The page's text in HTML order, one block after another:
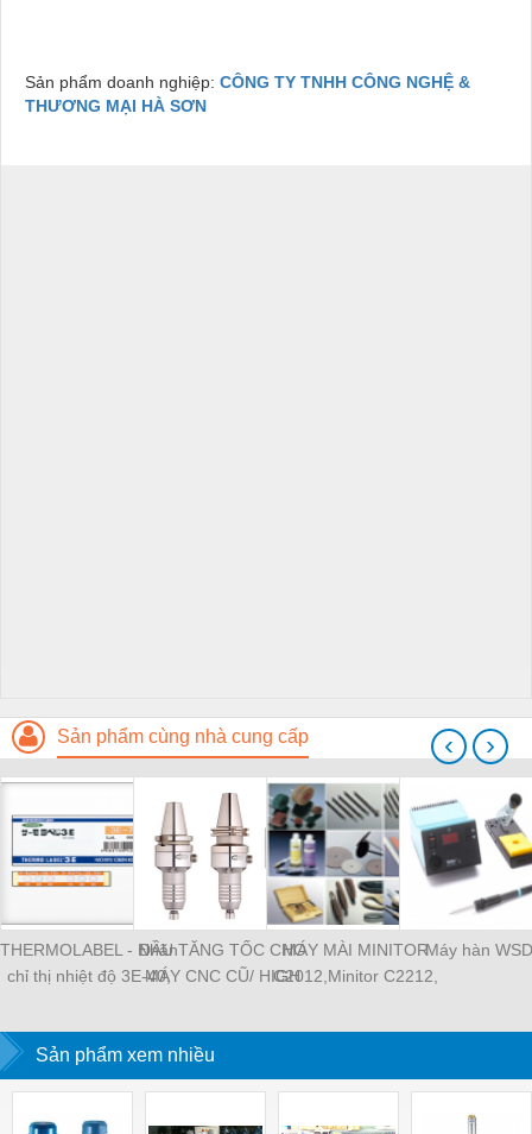
Sản phẩm doanh nghiệp: CÔNG TY TNHH CÔNG NGHỆ &
THƯƠNG MẠI HÀ SƠN
Sản phẩm cùng nhà cung cấp
THERMOLABEL - Nhãn
chỉ thị nhiệt độ 3E-40,
thermolabe Nigk
ĐẦU TĂNG TỐC CHO
MÁY CNC CŨ/ HIGH
MÁY MÀI MINITOR
C2012,Minitor C2212,
MINIMO máy mài siêu
khuôn mẫu Minitor
Máy hàn
‹ ›
Sản phẩm xem nhiều